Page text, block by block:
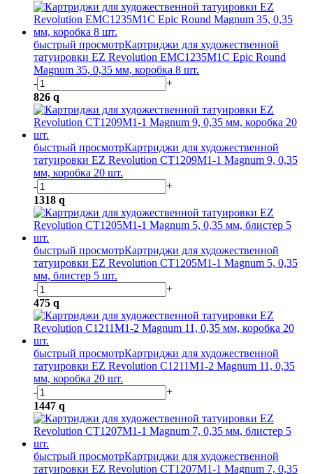
быстрый просмотрКартриджи для художественной
татуировки EZ Revolution EMC1235M1C Epic Round
Magnum 35, 0,35 мм, коробка 8 шт.
-
+
826 q
быстрый просмотрКартриджи для художественной
татуировки EZ Revolution CT1209M1-1 Magnum 9, 0,35
мм, коробка 20 шт.
-
+
1318 q
быстрый просмотрКартриджи для художественной
татуировки EZ Revolution CT1205M1-1 Magnum 5, 0,35
мм, блистер 5 шт.
-
+
475 q
быстрый просмотрКартриджи для художественной
татуировки EZ Revolution C1211M1-2 Magnum 11, 0,35
мм, коробка 20 шт.
-
+
1447 q
быстрый просмотрКартриджи для художественной
татуировки EZ Revolution CT1207M1-1 Magnum 7, 0,35